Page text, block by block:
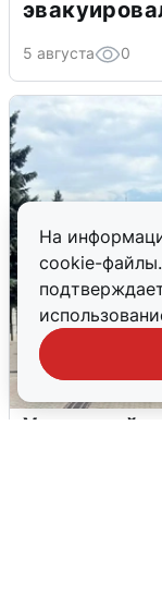
На
cookie-
5 августа 0
У соседей